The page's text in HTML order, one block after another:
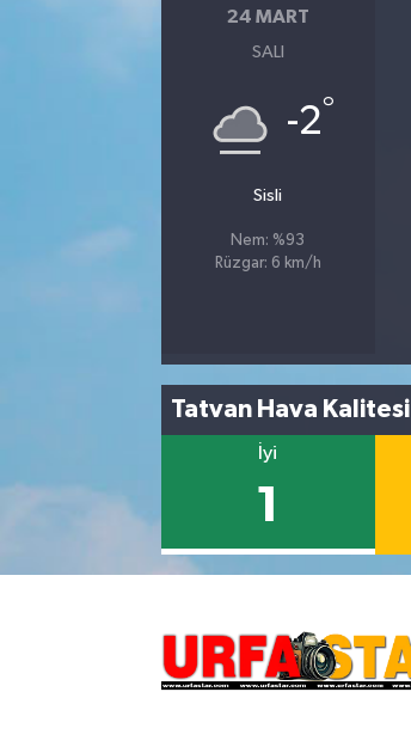
24 MART
SALI
-2°
Sisli
Nem: %93
Rüzgar: 6 km/h
Tatvan Hava Kalitesi
İyi
1